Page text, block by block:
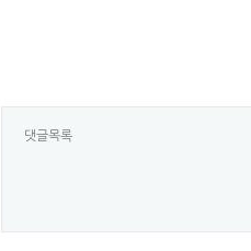
댓글목록